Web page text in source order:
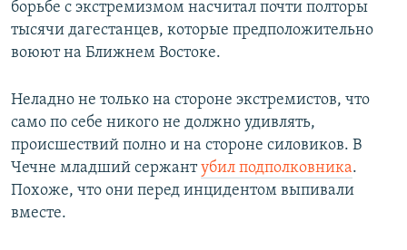
борьбе с экстремизмом насчитал почти полторы
тысячи дагестанцев, которые предположительно
воюют на Ближнем Востоке.
Неладно не только на стороне экстремистов, что
само по себе никого не должно удивлять,
происшествий полно и на стороне силовиков. В
Чечне младший сержантубил подполковника.
Похоже, что они перед инцидентом выпивали
вместе.